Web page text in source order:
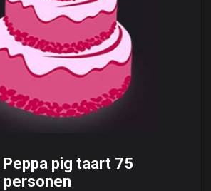
pig taart 75
personen